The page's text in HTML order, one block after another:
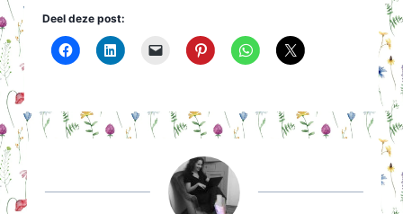
Deel deze post: